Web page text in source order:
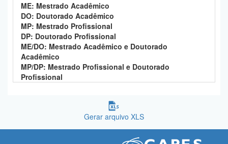
ME: Mestrado Acadêmico
DO: Doutorado Acadêmico
MP: Mestrado Profissional
DP: Doutorado Profissional
ME/DO: Mestrado Acadêmico e Doutorado
Acadêmico
MP/DP: Mestrado Profissional e Doutorado
Profissional
Gerar arquivo XLS